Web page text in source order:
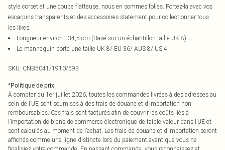
style corset et une coupe flatteuse, nous en sommes folles. Portez-la avec vos
escarpins transparents et des accessoires statement pour collectionner tous
les likes.
Longueur environ 134,5 cm (Basé sur un échantillon taille UK 8)
Le mannequin porte une taille UK 8/ EU 36/ AUS 8/ US 4
SKU: CNB5041/1910/593
*Politique de prix
À compter du 1er juillet 2026, toutes les commandes livrées à des adresses au
sein de l’UE sont soumises à des frais de douane et d’importation non
remboursables. Ces frais sont facturés afin de couvrir les coûts liés à
l’importation de biens de commerce électronique de faible valeur dans l’UE et
sont calculés au moment de l’achat. Les frais de douane et d’importation seront
affichés comme une ligne distincte lors du paiement avant que vous ne